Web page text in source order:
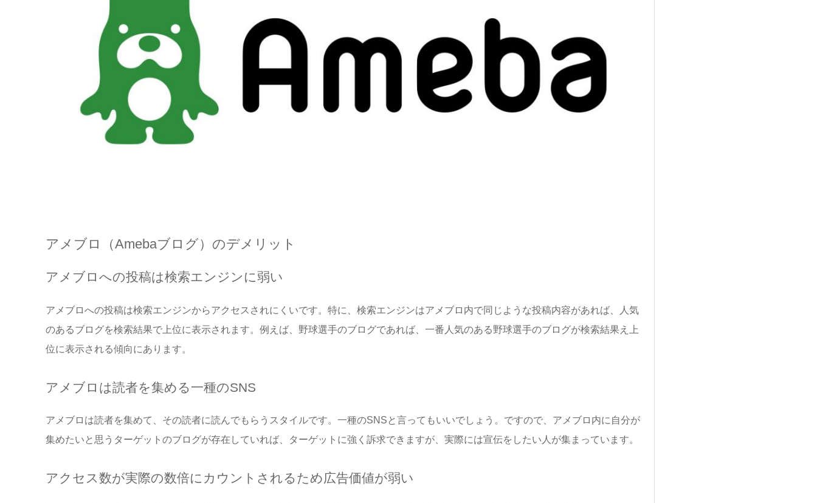
アメブロ（Amebaブログ）のデメリット
アメブロへの投稿は検索エンジンに弱い
アメブロへの投稿は検索エンジンからアクセスされにくいです。特に、検索エンジンはアメブロ内で同じような投稿内容があれば、人気
のあるブログを検索結果で上位に表示されます。例えば、野球選手のブログであれば、一番人気のある野球選手のブログが検索結果え上
位に表示される傾向にあります。
アメブロは読者を集める一種のSNS
アメブロは読者を集めて、その読者に読んでもらうスタイルです。一種のSNSと言ってもいいでしょう。ですので、アメブロ内に自分が
集めたいと思うターゲットのブログが存在していれば、ターゲットに強く訴求できますが、実際には宣伝をしたい人が集まっています。
アクセス数が実際の数倍にカウントされるため広告価値が弱い